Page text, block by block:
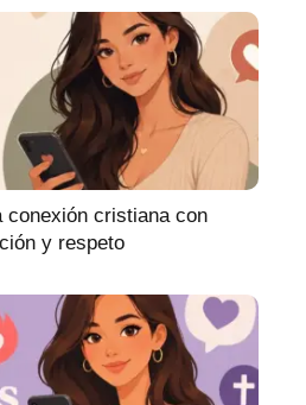
conexión cristiana con
y respeto